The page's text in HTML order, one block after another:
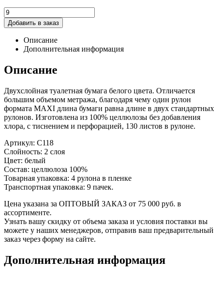
Добавить в заказ
Описание
Дополнительная информация
Описание
Двухслойная туалетная бумага белого цвета. Отличается
большим объемом метража, благодаря чему один рулон
формата MAXI длина бумаги равна длине в двух стандартных
рулонов. Изготовлена из 100% целлюлозы без добавления
хлора, с тиснением и перфорацией, 130 листов в рулоне.
Артикул: С118
Слойность: 2 слоя
Цвет: белый
Состав: целлюлоза 100%
Товарная упаковка: 4 рулона в пленке
Транспортная упаковка: 9 пачек.
Цена указана за ОПТОВЫЙ ЗАКАЗ от 75 000 руб. в
ассортименте.
Узнать вашу скидку от объема заказа и условия поставки вы
можете у наших менеджеров, отправив ваш предварительный
заказ через форму на сайте.
Дополнительная информация